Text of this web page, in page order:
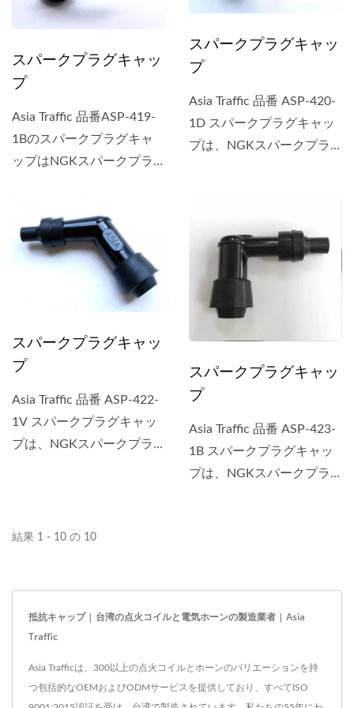
スパークプラグキャッ
プ
Asia Traffic 品番ASP-419-
1Bのスパークプラグキャ
ップはNGKスパークプラ
スパークプラグキャッ
プ
Asia Traffic 品番 ASP-420-
1D スパークプラグキャッ
プは、NGKスパークプラ
スパークプラグキャッ
プ
Asia Traffic 品番 ASP-422-
1V スパークプラグキャッ
プは、NGKスパークプラ
スパークプラグキャッ
プ
Asia Traffic 品番 ASP-423-
1B スパークプラグキャッ
プは、NGKスパークプラ
結果 1 - 10 の 10
抵抗キャップ | 台湾の点火コイルと電気ホーンの製造業者 | Asia
Traffic
Asia Trafficは、300以上の点火コイルとホーンのバリエーションを持
つ包括的なOEMおよびODMサービスを提供しており、すべてISO